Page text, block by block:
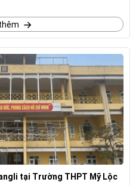
tại Trường THPT Mỹ Lộc